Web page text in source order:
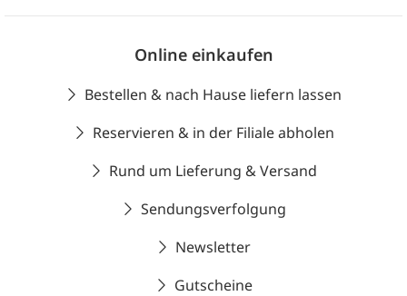
Online einkaufen
Bestellen & nach Hause liefern lassen
Reservieren & in der Filiale abholen
Rund um Lieferung & Versand
Sendungsverfolgung
Newsletter
Gutscheine